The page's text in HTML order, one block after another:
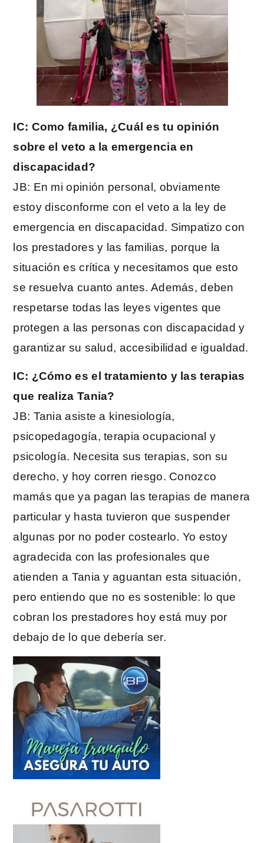
IC: Como familia, ¿Cuál es tu opinión
sobre el veto a la emergencia en
discapacidad?
JB: En mi opinión personal, obviamente
estoy disconforme con el veto a la ley de
emergencia en discapacidad. Simpatizo con
los prestadores y las familias, porque la
situación es crítica y necesitamos que esto
se resuelva cuanto antes. Además, deben
respetarse todas las leyes vigentes que
protegen a las personas con discapacidad y
garantizar su salud, accesibilidad e igualdad.
IC: ¿Cómo es el tratamiento y las terapias
que realiza Tania?
JB: Tania asiste a kinesiología,
psicopedagogía, terapia ocupacional y
psicología. Necesita sus terapias, son su
derecho, y hoy corren riesgo. Conozco
mamás que ya pagan las terapias de manera
particular y hasta tuvieron que suspender
algunas por no poder costearlo. Yo estoy
agradecida con las profesionales que
atienden a Tania y aguantan esta situación,
pero entiendo que no es sostenible: lo que
cobran los prestadores hoy está muy por
debajo de lo que debería ser.